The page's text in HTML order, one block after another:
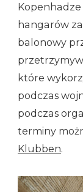
hangarów
balonowy
które
podczas
podczas
terminy
Klubben.